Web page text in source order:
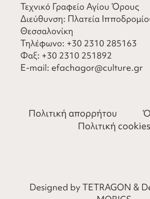
Τεχνικό Γραφείο Αγίου Όρους
Διεύθυνση: Πλατεία
Θεσσαλονίκη
Τηλέφωνο: +30 2310 285163
Φαξ: +30 2310 251892
​E-mail: efachagor@culture.gr
Πολιτική απορρήτου
Πολιτική cookies
Designed byTETRAGON &